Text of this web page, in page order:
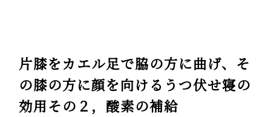
片膝をカエル足で脇の方に曲げ、そ
の膝の方に顔を向けるうつ伏せ寝の
効用その２，酸素の補給